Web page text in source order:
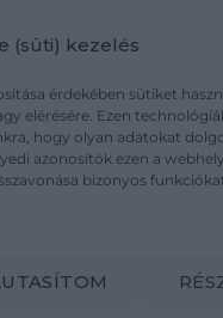
(süti) kezelés
érdekében sütiket
elérésére. Ezen
hogy olyan adatokat
azonosítók ezen a
bizonyos